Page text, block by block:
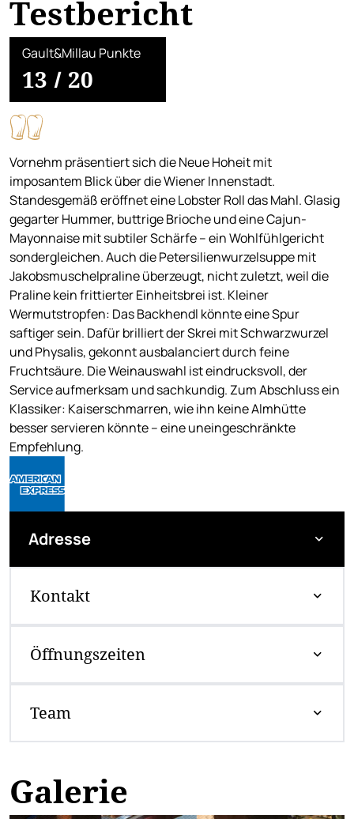
Testbericht
Gault&Millau Punkte
13 / 20
Vornehm präsentiert sich die Neue Hoheit mit
imposantem Blick über die Wiener Innenstadt.
Standesgemäß eröffnet eine Lobster Roll das Mahl. Glasig
gegarter Hummer, buttrige Brioche und eine Cajun-
Mayonnaise mit subtiler Schärfe – ein Wohlfühlgericht
sondergleichen. Auch die Petersilienwurzelsuppe mit
Jakobsmuschelpraline überzeugt, nicht zuletzt, weil die
Praline kein frittierter Einheitsbrei ist. Kleiner
Wermutstropfen: Das Backhendl könnte eine Spur
saftiger sein. Dafür brilliert der Skrei mit Schwarzwurzel
und Physalis, gekonnt ausbalanciert durch feine
Fruchtsäure. Die Weinauswahl ist eindrucksvoll, der
Service aufmerksam und sachkundig. Zum Abschluss ein
Klassiker: Kaiserschmarren, wie ihn keine Almhütte
besser servieren könnte – eine uneingeschränkte
Empfehlung.
Adresse
Kontakt
Öffnungszeiten
Team
Galerie